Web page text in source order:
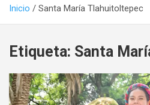
Inicio Santa María Tlahuitoltepec
Etiqueta: Santa